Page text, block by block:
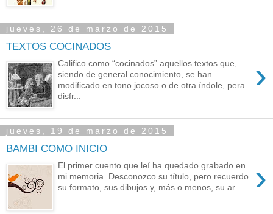
jueves, 26 de marzo de 2015
TEXTOS COCINADOS
›
Califico como “cocinados” aquellos textos que,
siendo de general conocimiento, se han
modificado en tono jocoso o de otra índole, pera
disfr...
jueves, 19 de marzo de 2015
BAMBI COMO INICIO
›
El primer cuento que leí ha quedado grabado en
mi memoria. Desconozco su título, pero recuerdo
su formato, sus dibujos y, más o menos, su ar...